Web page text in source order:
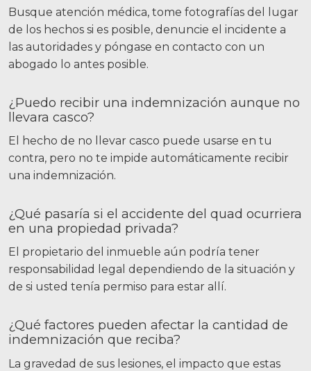
Busque atención médica, tome fotografías del lugar
de los hechos si es posible, denuncie el incidente a
las autoridades y póngase en contacto con un
abogado lo antes posible.
¿Puedo recibir una indemnización aunque no
llevara casco?
El hecho de no llevar casco puede usarse en tu
contra, pero no te impide automáticamente recibir
una indemnización.
¿Qué pasaría si el accidente del quad ocurriera
en una propiedad privada?
El propietario del inmueble aún podría tener
responsabilidad legal dependiendo de la situación y
de si usted tenía permiso para estar allí.
¿Qué factores pueden afectar la cantidad de
indemnización que reciba?
La gravedad de sus lesiones, el impacto que estas